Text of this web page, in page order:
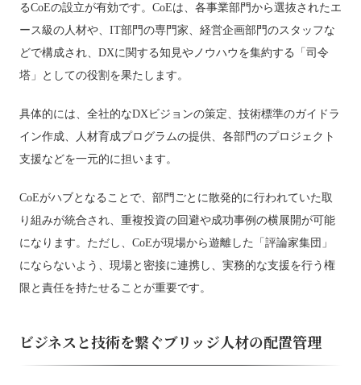
るCoEの設立が有効です。CoEは、各事業部門から選抜されたエ
ース級の人材や、IT部門の専門家、経営企画部門のスタッフな
どで構成され、DXに関する知見やノウハウを集約する「司令
塔」としての役割を果たします。
具体的には、全社的なDXビジョンの策定、技術標準のガイドラ
イン作成、人材育成プログラムの提供、各部門のプロジェクト
支援などを一元的に担います。
CoEがハブとなることで、部門ごとに散発的に行われていた取
り組みが統合され、重複投資の回避や成功事例の横展開が可能
になります。ただし、CoEが現場から遊離した「評論家集団」
にならないよう、現場と密接に連携し、実務的な支援を行う権
限と責任を持たせることが重要です。
ビジネスと技術を繋ぐブリッジ人材の配置管理